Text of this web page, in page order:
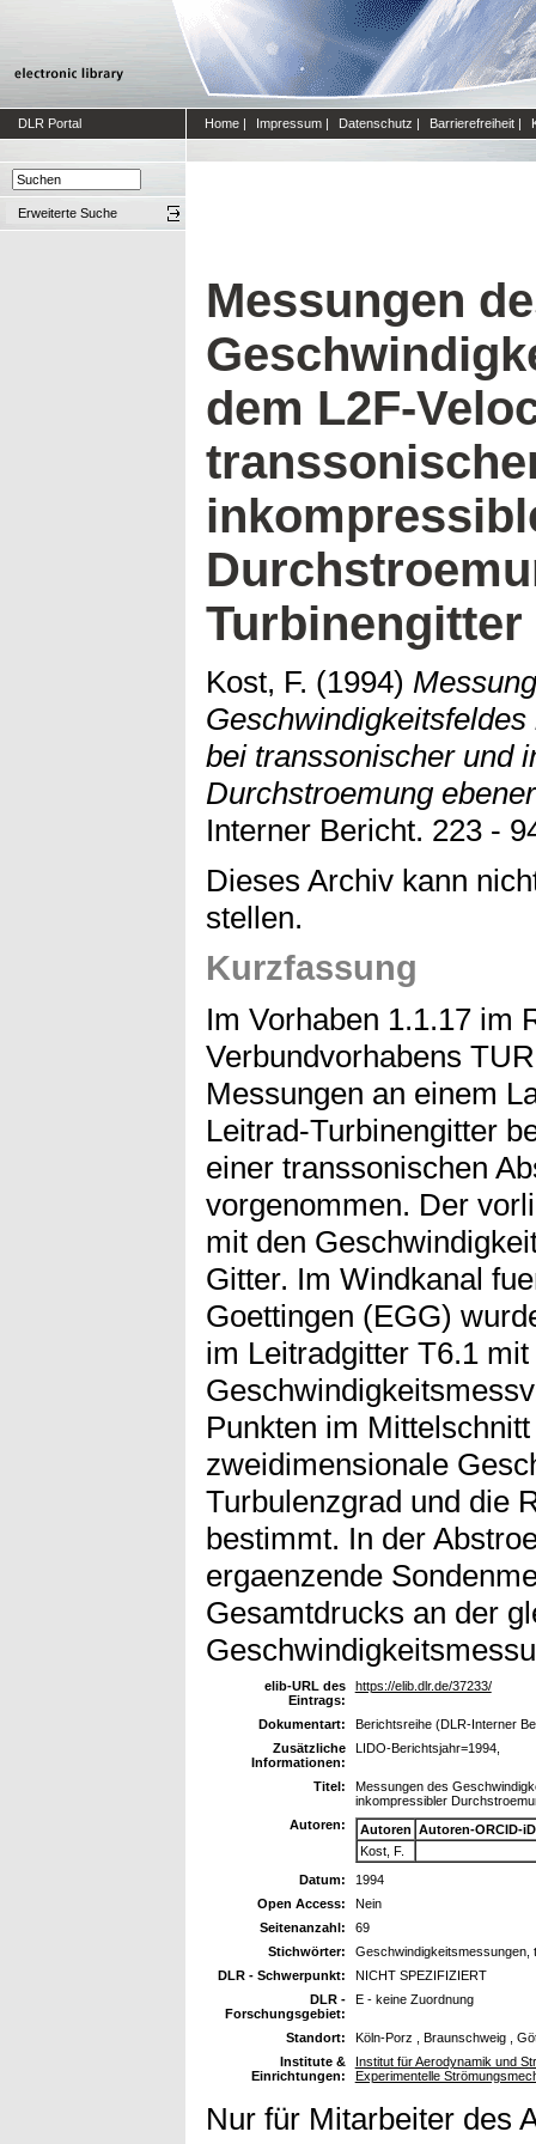
DLR Portal Home | Impressum | Datenschutz | Barrierefreiheit |
Erweiterte Suche
Messungen
dem L2F-
Turbinengitter
Kost, F. (1994)
bei transsonischer und
Durchstroemung
Interner Bericht. 223 -
Dieses Archiv kann
stellen.
Kurzfassung
Im Vorhaben 1.1.17 im
Verbundvorhabens
Messungen an einem
Leitrad-Turbinengitter
einer transsonischen
vorgenommen. Der
mit den
Gitter. Im Windkanal
Goettingen (EGG)
im Leitradgitter T6.1
Punkten im
zweidimensionale
Turbulenzgrad und die
bestimmt. In der
ergaenzende
Gesamtdrucks an der
elib-URL des
Eintrags:
https://elib.dlr.de/37233/
Dokumentart:
Berichtsreihe (DLR-Interner
Zusätzliche
Informationen:
LIDO-Berichtsjahr=1994,
Titel:
Messungen des
inkompressibler
Autoren:
Autoren Autoren-ORCID-iD
Kost, F.
Datum:
1994
Open Access:
Nein
Seitenanzahl:
69
Stichwörter:
Geschwindigkeitsmessungen,
DLR - Schwerpunkt:
NICHT SPEZIFIZIERT
DLR -
Forschungsgebiet:
E - keine Zuordnung
Standort:
Köln-Porz , Braunschweig ,
Institute &
Einrichtungen:
Institut für Aerodynamik und
Experimentelle
Nur für Mitarbeiter des